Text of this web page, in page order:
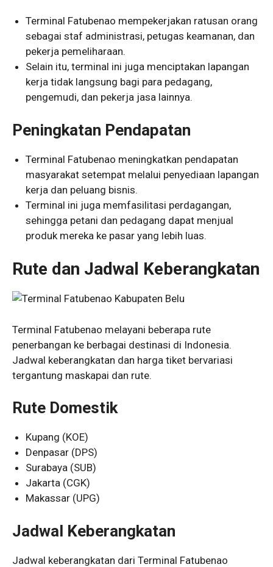
Terminal Fatubenao mempekerjakan ratusan orang
sebagai staf administrasi, petugas keamanan, dan
pekerja pemeliharaan.
Selain itu, terminal ini juga menciptakan lapangan
kerja tidak langsung bagi para pedagang,
pengemudi, dan pekerja jasa lainnya.
Peningkatan Pendapatan
Terminal Fatubenao meningkatkan pendapatan
masyarakat setempat melalui penyediaan lapangan
kerja dan peluang bisnis.
Terminal ini juga memfasilitasi perdagangan,
sehingga petani dan pedagang dapat menjual
produk mereka ke pasar yang lebih luas.
Rute dan Jadwal Keberangkatan
Terminal Fatubenao melayani beberapa rute
penerbangan ke berbagai destinasi di Indonesia.
Jadwal keberangkatan dan harga tiket bervariasi
tergantung maskapai dan rute.
Rute Domestik
Kupang (KOE)
Denpasar (DPS)
Surabaya (SUB)
Jakarta (CGK)
Makassar (UPG)
Jadwal Keberangkatan
Jadwal keberangkatan dari Terminal Fatubenao